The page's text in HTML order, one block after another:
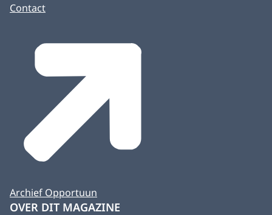
Contact
Archief Opportuun
OVER DIT MAGAZINE